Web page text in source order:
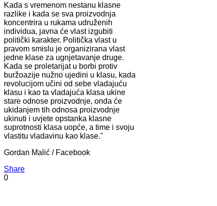
Kada s vremenom nestanu klasne
razlike i kada se sva proizvodnja
koncentrira u rukama udruženih
individua, javna će vlast izgubiti
politički karakter. Politička vlast u
pravom smislu je organizirana vlast
jedne klase za ugnjetavanje druge.
Kada se proletarijat u borbi protiv
buržoazije nužno ujedini u klasu, kada
revolucijom učini od sebe vladajuću
klasu i kao ta vladajuća klasa ukine
stare odnose proizvodnje, onda će
ukidanjem tih odnosa proizvodnje
ukinuti i uvjete opstanka klasne
suprotnosti klasa uopće, a time i svoju
vlastitu vladavinu kao klase."
Gordan Malić / Facebook
Share
0